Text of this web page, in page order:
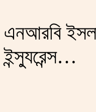
এনআরবি
ইন্স্যুরেন্স…